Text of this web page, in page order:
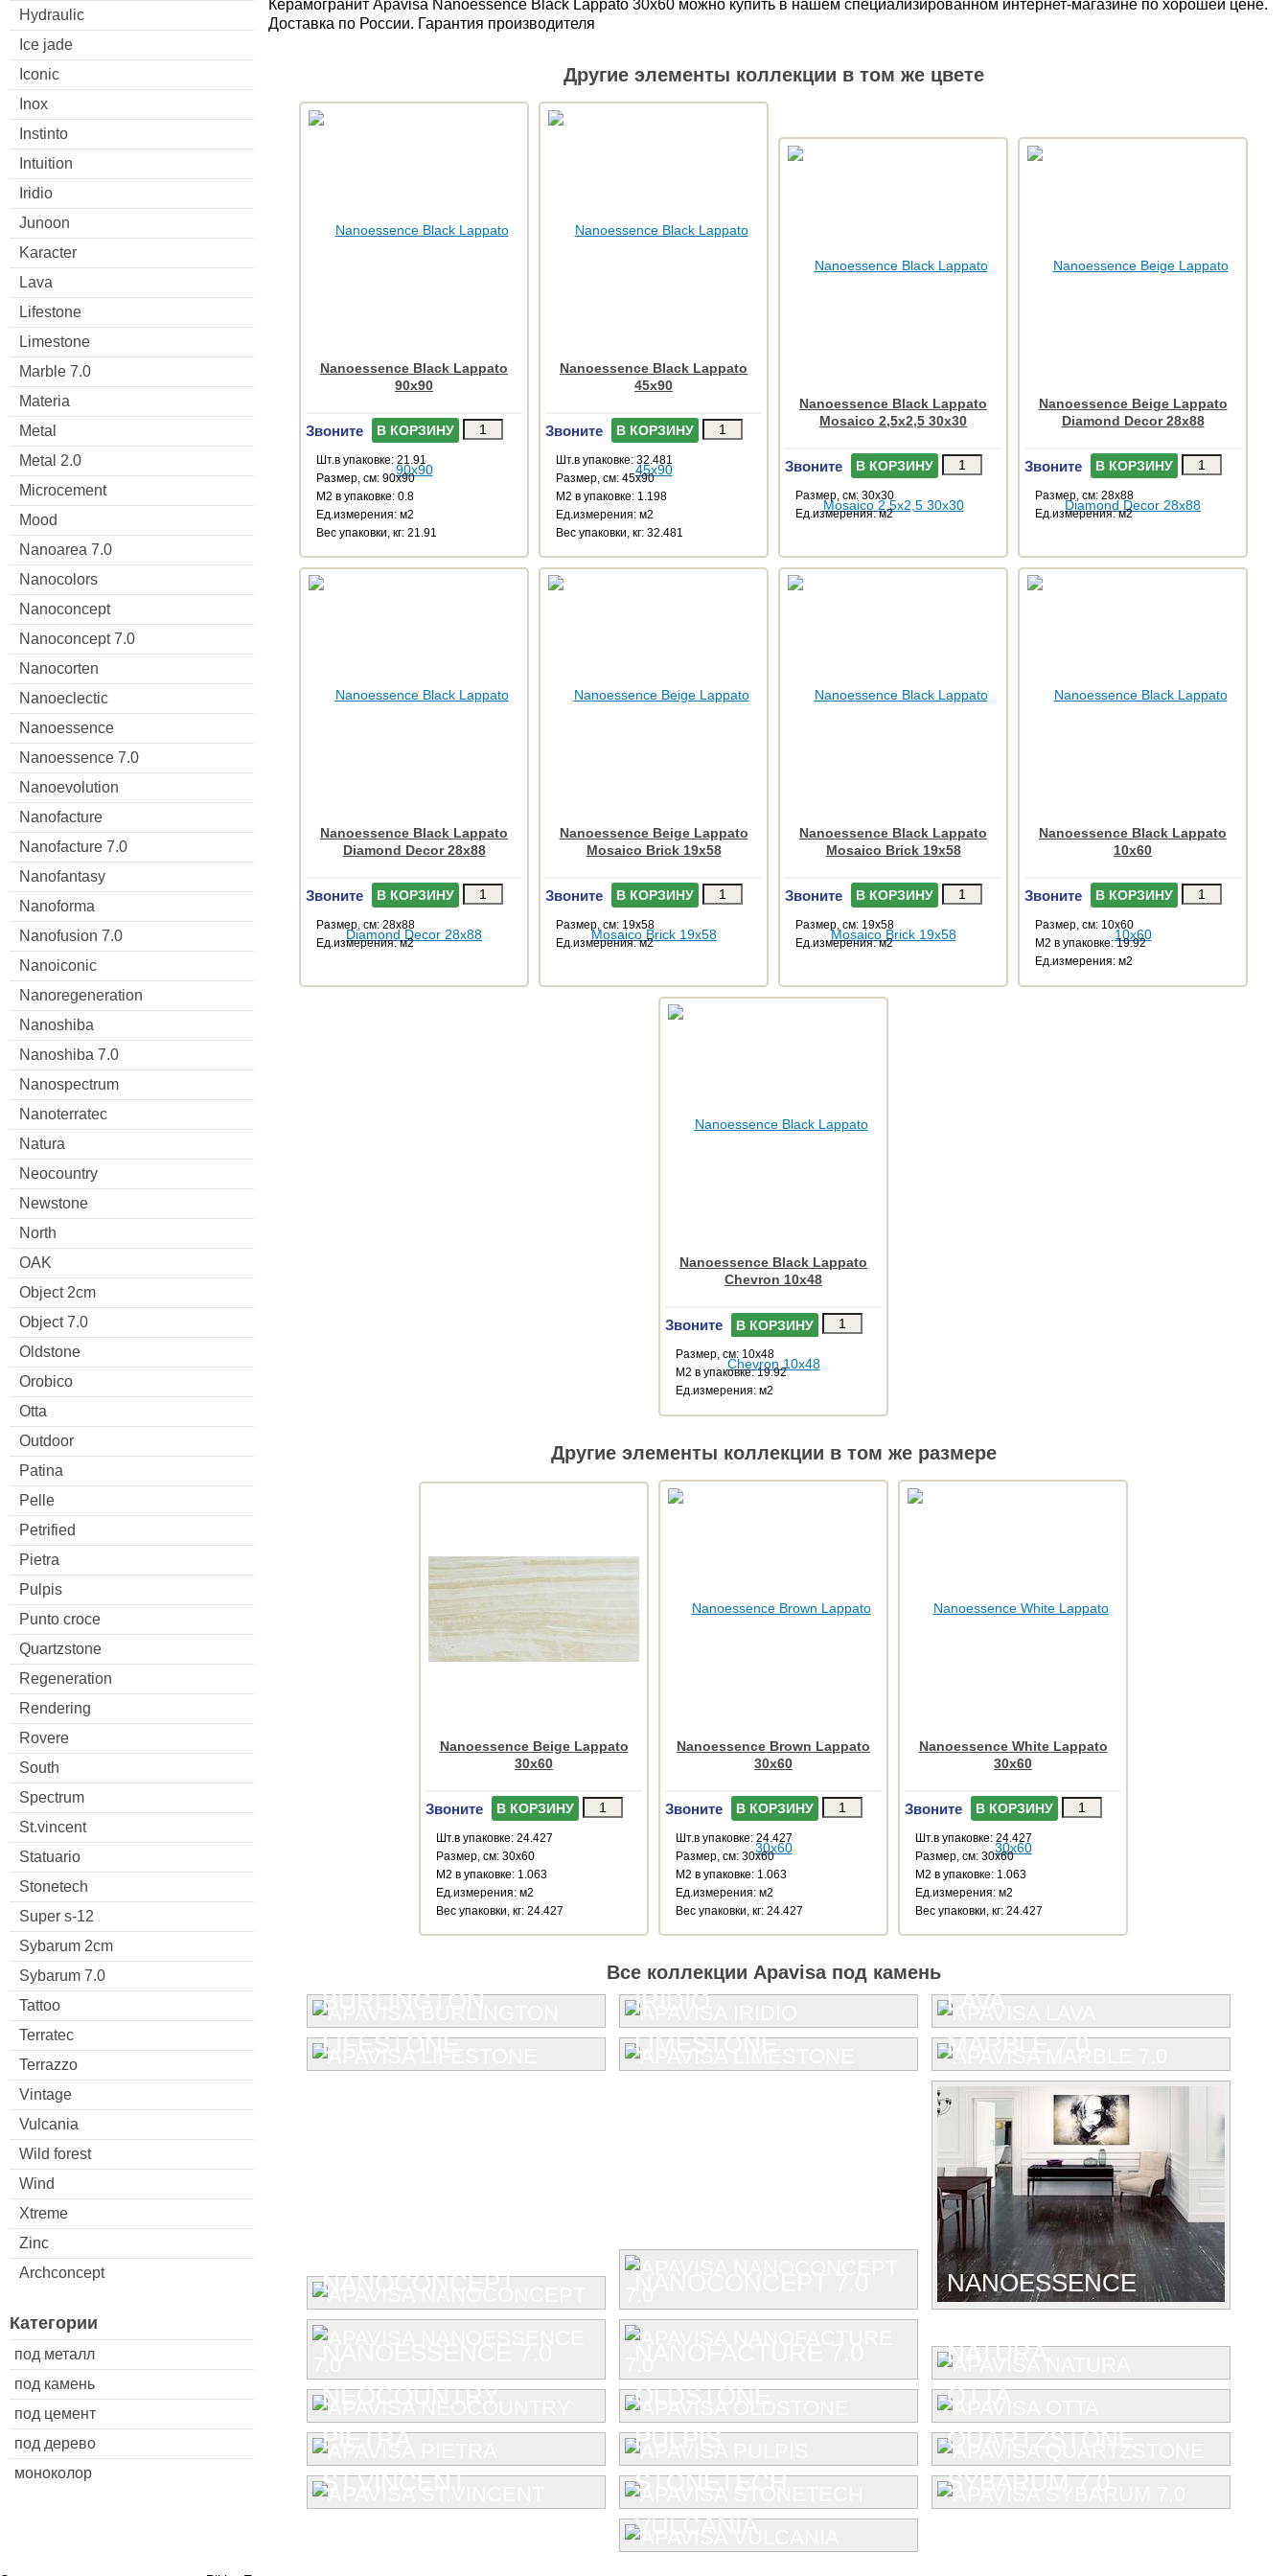
Hydraulic
Ice jade
Iconic
Inox
Instinto
Intuition
Iridio
Junoon
Karacter
Lava
Lifestone
Limestone
Marble 7.0
Materia
Metal
Metal 2.0
Microcement
Mood
Nanoarea 7.0
Nanocolors
Nanoconcept
Nanoconcept 7.0
Nanocorten
Nanoeclectic
Nanoessence
Nanoessence 7.0
Nanoevolution
Nanofacture
Nanofacture 7.0
Nanofantasy
Nanoforma
Nanofusion 7.0
Nanoiconic
Nanoregeneration
Nanoshiba
Nanoshiba 7.0
Nanospectrum
Nanoterratec
Natura
Neocountry
Newstone
North
OAK
Object 2cm
Object 7.0
Oldstone
Orobico
Otta
Outdoor
Patina
Pelle
Petrified
Pietra
Pulpis
Punto croce
Quartzstone
Regeneration
Rendering
Rovere
South
Spectrum
St.vincent
Statuario
Stonetech
Super s-12
Sybarum 2cm
Sybarum 7.0
Tattoo
Terratec
Terrazzo
Vintage
Vulcania
Wild forest
Wind
Xtreme
Zinc
Archconcept
Категории
под металл
под камень
под цемент
под дерево
моноколор
Керамогранит Apavisa Nanoessence Black Lappato 30x60 можно купить в нашем специализированном интернет-магазине по хорошей цене.
Доставка по России. Гарантия производителя
Другие элементы коллекции в том же цвете
Nanoessence Black Lappato
90x90
Звоните В КОРЗИНУ
Шт.в упаковке: 21.91
Размер, см: 90x90
М2 в упаковке: 0.8
Ед.измерения: м2
Веc упаковки, кг: 21.91
Nanoessence Black Lappato
45x90
Звоните В КОРЗИНУ
Шт.в упаковке: 32.481
Размер, см: 45x90
М2 в упаковке: 1.198
Ед.измерения: м2
Веc упаковки, кг: 32.481
Nanoessence Black Lappato
Mosaico 2,5x2,5 30x30
Звоните В КОРЗИНУ
Размер, см: 30x30
Ед.измерения: м2
Nanoessence Beige Lappato
Diamond Decor 28x88
Звоните В КОРЗИНУ
Размер, см: 28x88
Ед.измерения: м2
Nanoessence Black Lappato
Diamond Decor 28x88
Звоните В КОРЗИНУ
Размер, см: 28x88
Ед.измерения: м2
Nanoessence Beige Lappato
Mosaico Brick 19x58
Звоните В КОРЗИНУ
Размер, см: 19x58
Ед.измерения: м2
Nanoessence Black Lappato
Mosaico Brick 19x58
Звоните В КОРЗИНУ
Размер, см: 19x58
Ед.измерения: м2
Nanoessence Black Lappato
10x60
Звоните В КОРЗИНУ
Размер, см: 10x60
М2 в упаковке: 19.92
Ед.измерения: м2
Nanoessence Black Lappato
Chevron 10x48
Звоните В КОРЗИНУ
Размер, см: 10x48
М2 в упаковке: 19.92
Ед.измерения: м2
Другие элементы коллекции в том же размере
Nanoessence Beige Lappato
30x60
Звоните В КОРЗИНУ
Шт.в упаковке: 24.427
Размер, см: 30x60
М2 в упаковке: 1.063
Ед.измерения: м2
Веc упаковки, кг: 24.427
Nanoessence Brown Lappato
30x60
Звоните В КОРЗИНУ
Шт.в упаковке: 24.427
Размер, см: 30x60
М2 в упаковке: 1.063
Ед.измерения: м2
Веc упаковки, кг: 24.427
Nanoessence White Lappato
30x60
Звоните В КОРЗИНУ
Шт.в упаковке: 24.427
Размер, см: 30x60
М2 в упаковке: 1.063
Ед.измерения: м2
Веc упаковки, кг: 24.427
Все коллекции Apavisa под камень
BURLINGTON IRIDIO
LAVA
LIFESTONE
LIMESTONE MARBLE 7.0
NANOCONCEPT NANOESSENCE
NATURA
NEOCOUNTRY
OLDSTONE
OTTA
PIETRA
PULPIS
QUARTZSTONE
ST.VINCENT
STONETECH
SYBARUM 7.0
VULCANIA